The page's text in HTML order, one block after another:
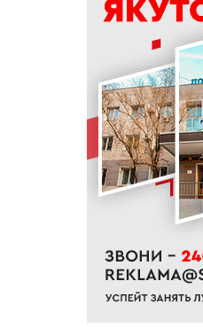
15:15
года
Единый
Якутске
14:35
сопок
точкой